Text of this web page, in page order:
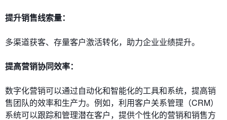
提升销售线索量：
多渠道获客、存量客户激活转化，助力企业业绩提升。
提高营销协同效率：
数字化营销可以通过自动化和智能化的工具和系统，提高销
售团队的效率和生产力。例如，利用客户关系管理（CRM）
系统可以跟踪和管理潜在客户，提供个性化的营销和销售方